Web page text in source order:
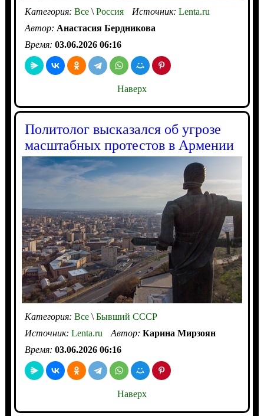
Категория: Все\Россия Источник: Lenta.ru
Автор: Анастасия Бердникова
Время: 03.06.2026 06:16
Наверх
Политолог высказался об угрозе
масштабных протестов в Армении
Категория: Все\Бывший СССР
Источник: Lenta.ru Автор: Карина Мирзоян
Время: 03.06.2026 06:16
Наверх